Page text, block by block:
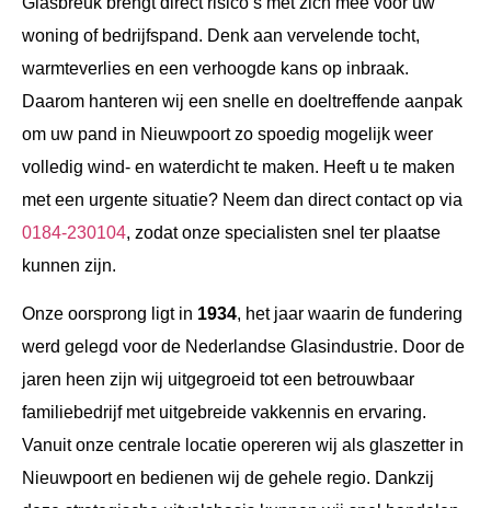
woning of bedrijfspand. Denk aan vervelende tocht,
warmteverlies en een verhoogde kans op inbraak.
Daarom hanteren wij een snelle en doeltreffende aanpak
om uw pand in Nieuwpoort zo spoedig mogelijk weer
volledig wind- en waterdicht te maken. Heeft u te maken
met een urgente situatie? Neem dan direct contact op via
0184-230104, zodat onze specialisten snel ter plaatse
kunnen zijn.
Onze oorsprong ligt in 1934, het jaar waarin de fundering
werd gelegd voor de Nederlandse Glasindustrie. Door de
jaren heen zijn wij uitgegroeid tot een betrouwbaar
familiebedrijf met uitgebreide vakkennis en ervaring.
Vanuit onze centrale locatie opereren wij als glaszetter in
Nieuwpoort en bedienen wij de gehele regio. Dankzij